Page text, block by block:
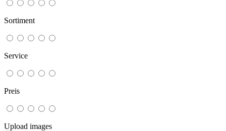
Sortiment
Service
Preis
Upload images